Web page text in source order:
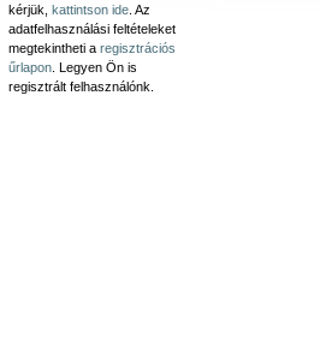
kérjük, kattintson ide. Az
adatfelhasználási feltételeket
megtekintheti a regisztrációs
űrlapon. Legyen Ön is
regisztrált felhasználónk.